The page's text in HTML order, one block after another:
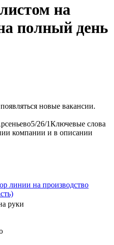
на
полный день
новые вакансии.
5/26/1Ключевые слова
компании и в описании
линии на производство
руки